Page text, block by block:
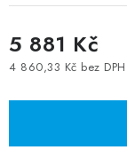
5 881 Kč
4 860,33 Kč bez DPH